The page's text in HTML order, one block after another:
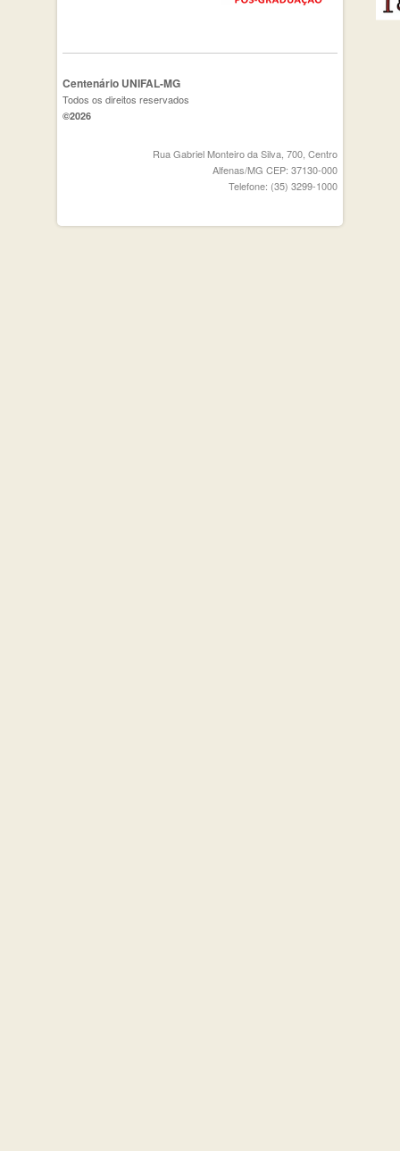
Centenário UNIFAL-MG
Todos os direitos reservados
©2026
Rua Gabriel Monteiro da Silva, 700, Centro
Alfenas/MG CEP: 37130-000
Telefone: (35) 3299-1000